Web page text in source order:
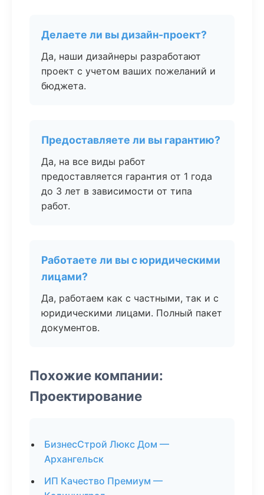
Делаете ли вы дизайн-проект?
Да, наши дизайнеры разработают
проект с учетом ваших пожеланий и
бюджета.
Предоставляете ли вы гарантию?
Да, на все виды работ
предоставляется гарантия от 1 года
до 3 лет в зависимости от типа
работ.
Работаете ли вы с юридическими
лицами?
Да, работаем как с частными, так и с
юридическими лицами. Полный пакет
документов.
Похожие компании:
Проектирование
БизнесСтрой Люкс Дом —
Архангельск
ИП Качество Премиум —